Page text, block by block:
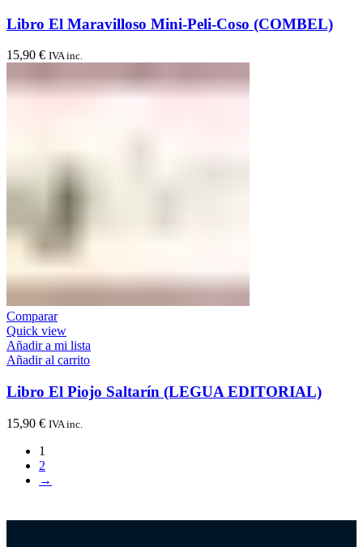
Libro El Maravilloso Mini-Peli-Coso (COMBEL)
15,90 € IVA inc.
Comparar
Quick view
Añadir a mi lista
Añadir al carrito
Libro El Piojo Saltarín (LEGUA EDITORIAL)
15,90 € IVA inc.
1
2
→